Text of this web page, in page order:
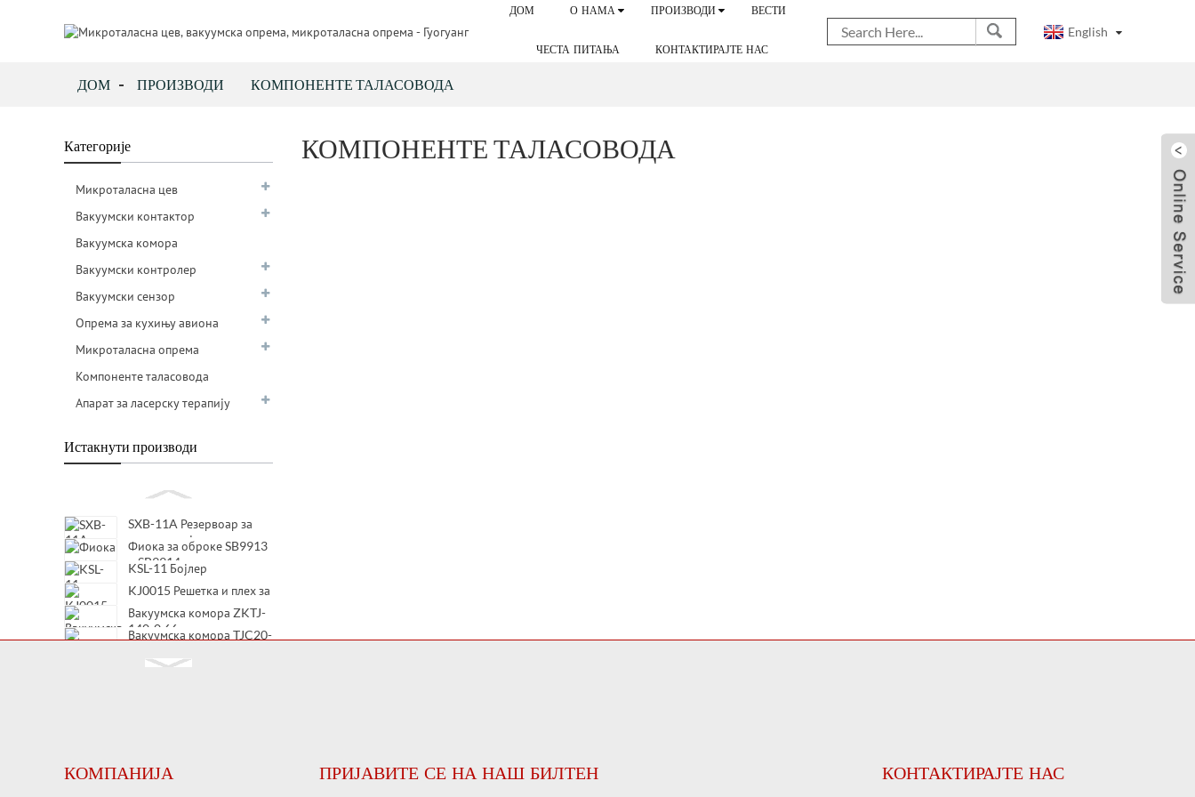
ДОМ О НАМА ПРОИЗВОДИ ВЕСТИ
ЧЕСТА ПИТАЊА КОНТАКТИРАЈТЕ НАС
English
ДОМ ПРОИЗВОДИ КОМПОНЕНТЕ ТАЛАСОВОДА
Категорије
Микроталасна цев
Вакуумски контактор
Вакуумска комора
Вакуумски контролер
Вакуумски сензор
Опрема за кухињу авиона
Микроталасна опрема
Компоненте таласовода
Апарат за ласерску терапију
Истакнути производи
SXB-11A Резервоар за
воду за грејање и
очување
Фиока за оброке SB9913
и SB9914
KSL-11 Бојлер
KJ0015 Решетка и плех за
рерну
Вакуумска комора ZKTJ-
140-0.66
Вакуумска комора TJC20-
Вакуумска комора TJC20-
КОМПОНЕНТЕ ТАЛАСОВОДА
КОМПАНИЈА ПРИЈАВИТЕ СЕ НА НАШ БИЛТЕН КОНТАКТИРАЈТЕ НАС